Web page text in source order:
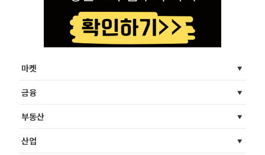
마켓
금융
부동산
산업